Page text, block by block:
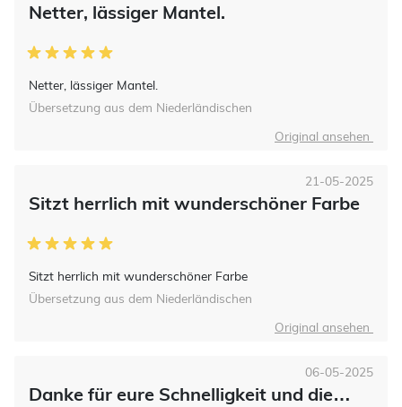
Netter, lässiger Mantel.
Netter, lässiger Mantel.
Übersetzung aus dem Niederländischen
Original ansehen
Sitzt herrlich mit wunderschöner Farbe
Sitzt herrlich mit wunderschöner Farbe
21-05-2025
Übersetzung aus dem Niederländischen
Original ansehen
Danke für eure Schnelligkeit und die…
06-05-2025